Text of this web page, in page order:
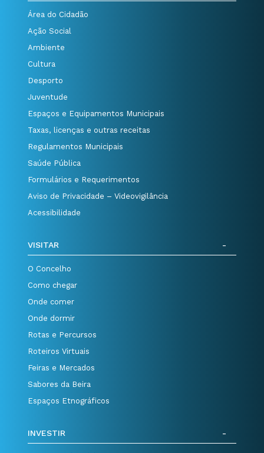
Área do Cidadão
Ação Social
Ambiente
Cultura
Desporto
Juventude
Espaços e Equipamentos Municipais
Taxas, licenças e outras receitas
Regulamentos Municipais
Saúde Pública
Formulários e Requerimentos
Aviso de Privacidade – Videovigilância
Acessibilidade
VISITAR
O Concelho
Como chegar
Onde comer
Onde dormir
Rotas e Percursos
Roteiros Virtuais
Feiras e Mercados
Sabores da Beira
Espaços Etnográficos
INVESTIR